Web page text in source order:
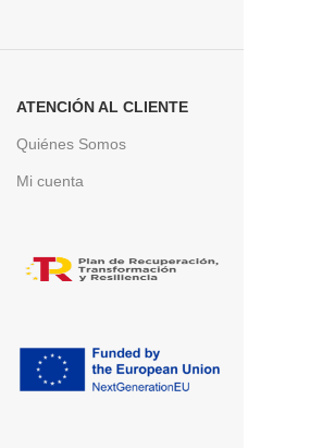
ATENCIÓN AL CLIENTE
Quiénes Somos
Mi cuenta